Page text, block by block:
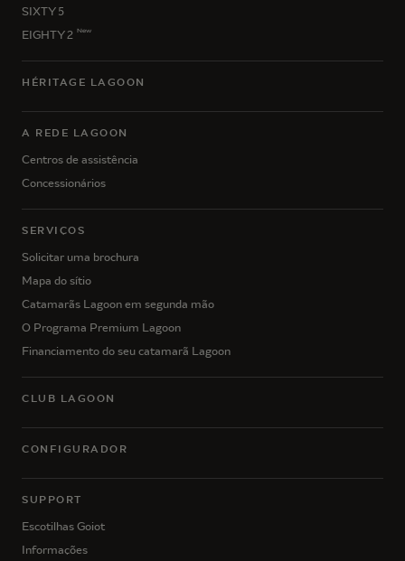
SIXTY 5
EIGHTY 2
New
HÉRITAGE LAGOON
A REDE LAGOON
Centros de assistência
Concessionários
SERVIÇOS
Solicitar uma brochura
Mapa do sítio
Catamarãs Lagoon em segunda mão
O Programa Premium Lagoon
Financiamento do seu catamarã Lagoon
CLUB LAGOON
CONFIGURADOR
SUPPORT
Escotilhas Goiot
Informações